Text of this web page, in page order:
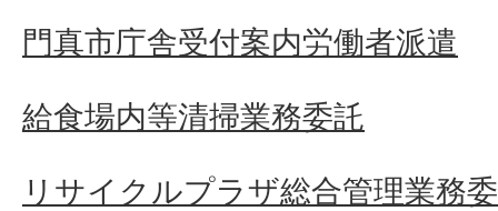
門真市庁舎受付案内労働者派遣
給食場内等清掃業務委託
リサイクルプラザ総合管理業務